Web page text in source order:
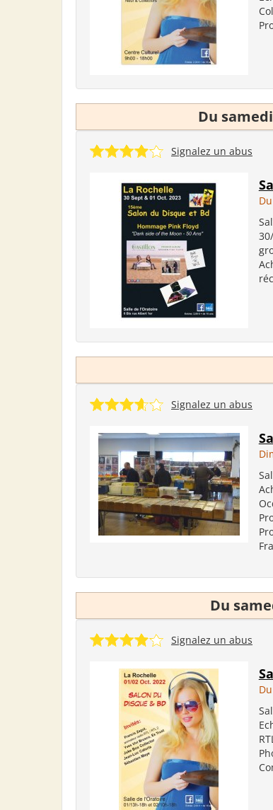
Du
Signalez un abus
Signalez un abus
Du
Signalez un abus